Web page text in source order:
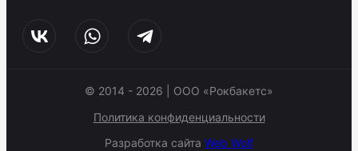
© 2014 - 2026 | ООО «Рокбакетс»
Политика конфиденциальности
Разработка сайта Web Wolf